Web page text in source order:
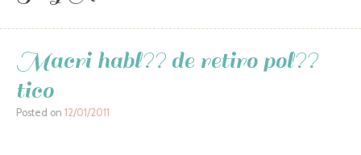
Macri habl?? de retiro pol??
tico
Posted on 12/01/2011